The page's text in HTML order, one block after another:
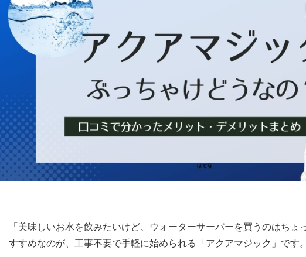
「美味しいお水を飲みたいけど、ウォーターサーバーを買うのはち
すすめなのが、工事不要で手軽に始められる「アクアマジック」です。